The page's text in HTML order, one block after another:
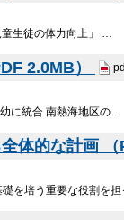
童生徒の体力向上」 …
2.0MB）
に統合 南熱海地区の…
体的な計画
を培う重要な役割を